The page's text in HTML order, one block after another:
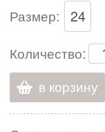
Размер:
24
Количество:
в корзину